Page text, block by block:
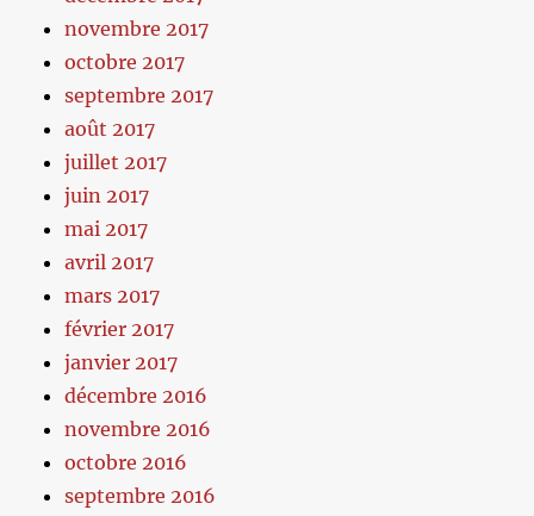
novembre 2017
octobre 2017
septembre 2017
août 2017
juillet 2017
juin 2017
mai 2017
avril 2017
mars 2017
février 2017
janvier 2017
décembre 2016
novembre 2016
octobre 2016
septembre 2016